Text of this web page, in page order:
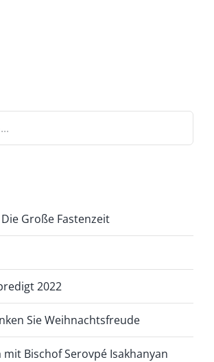
Große Fastenzeit
2022
Sie Weihnachtsfreude
mit Bischof Serovpé Isakhanyan